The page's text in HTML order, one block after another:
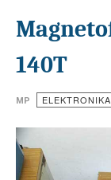
140T
MP ELEKTRONIKA